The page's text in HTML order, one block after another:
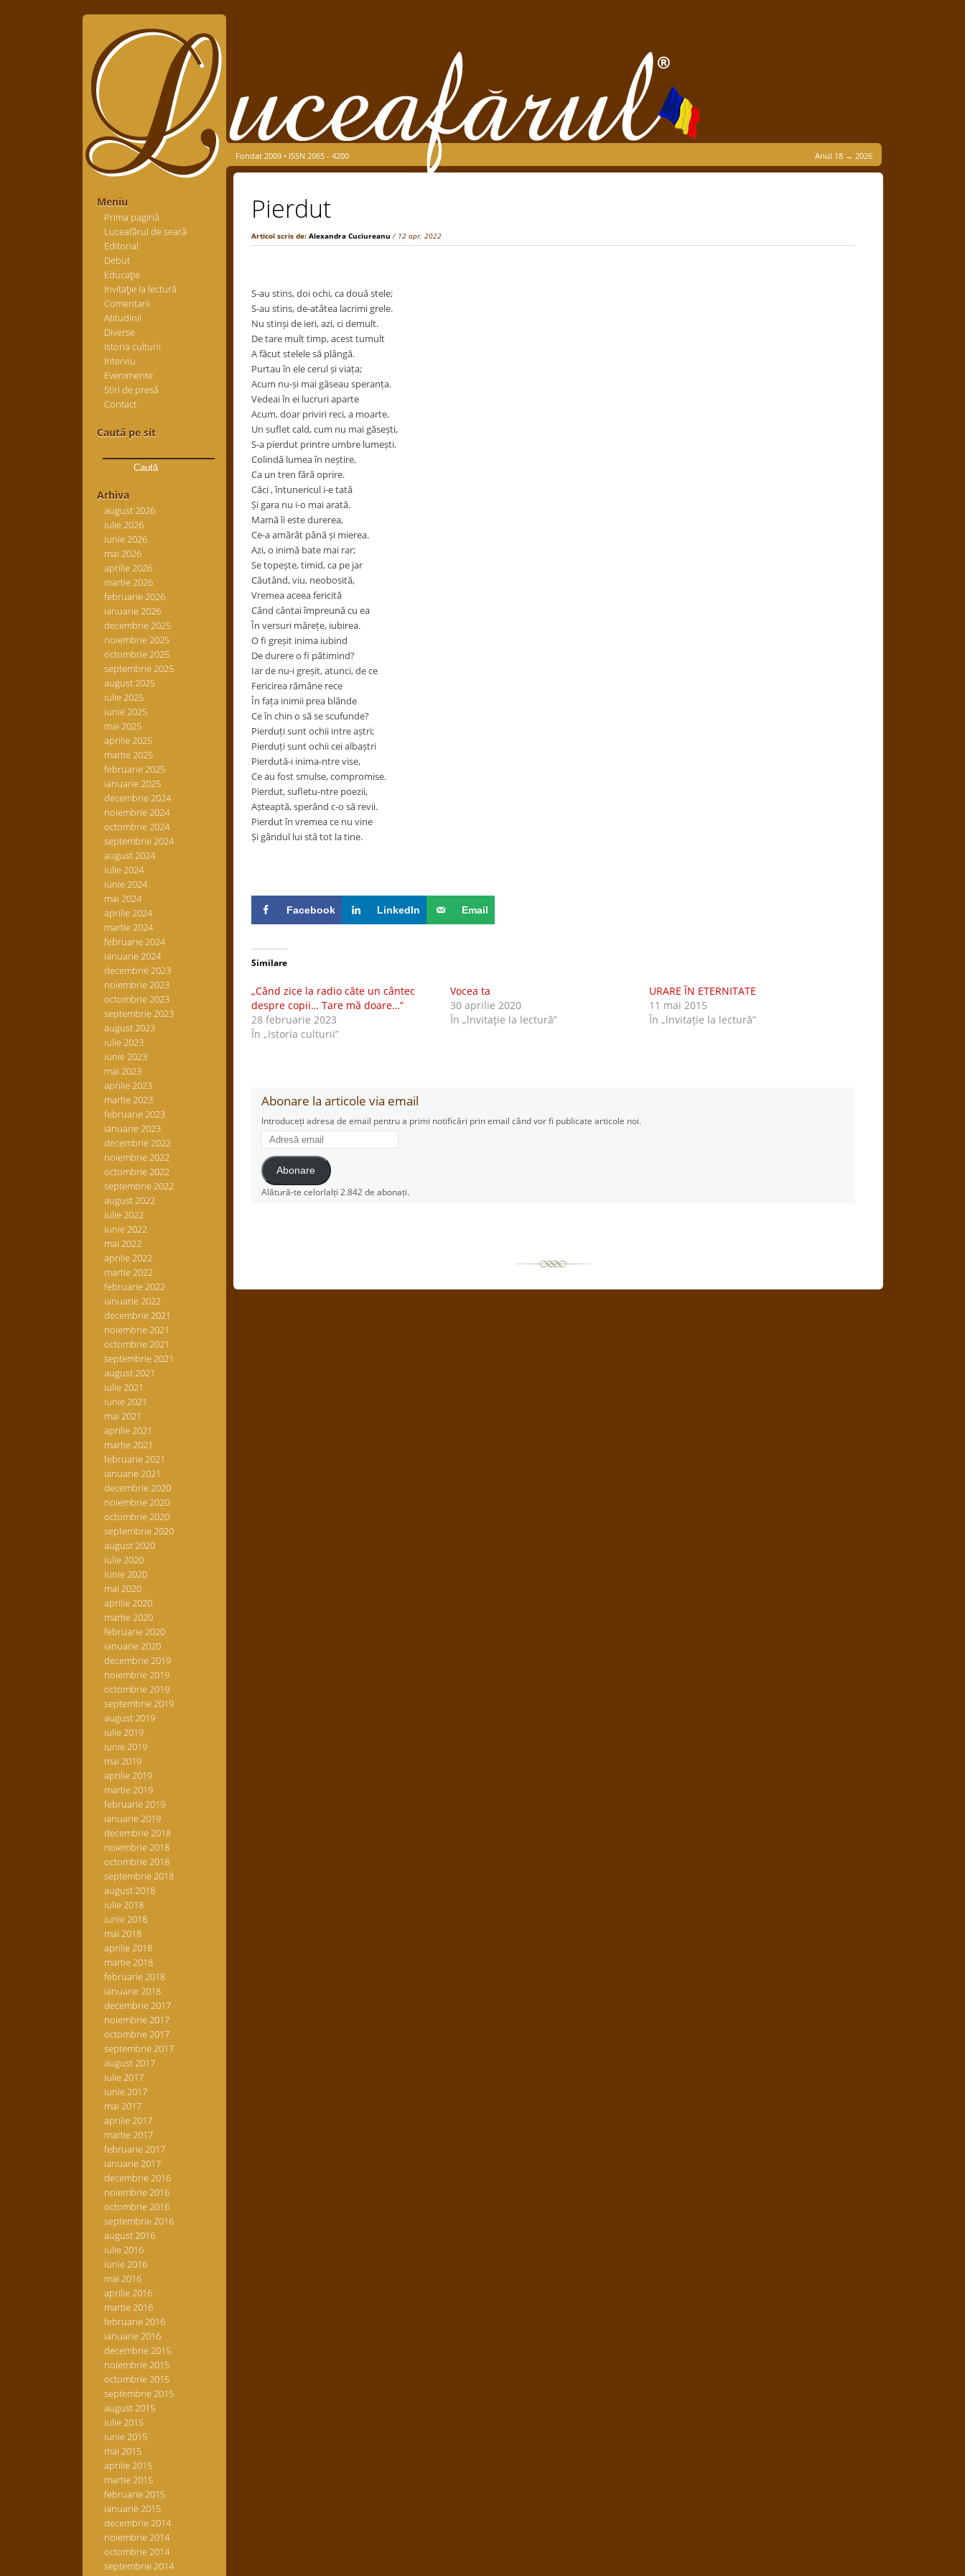
Meniu
Prima pagină
Luceafărul de seară
Editorial
Debut
Educaţie
Invitaţie la lectură
Comentarii
Atitudinii
Diverse
Istoria culturii
Interviu
Evenimente
Știri de presă
Contact
Caută pe sit
după:
Arhiva
august 2026
iulie 2026
iunie 2026
mai 2026
aprilie 2026
martie 2026
februarie 2026
ianuarie 2026
decembrie 2025
noiembrie 2025
octombrie 2025
septembrie 2025
august 2025
iulie 2025
iunie 2025
mai 2025
aprilie 2025
martie 2025
februarie 2025
ianuarie 2025
decembrie 2024
noiembrie 2024
octombrie 2024
septembrie 2024
august 2024
iulie 2024
iunie 2024
mai 2024
aprilie 2024
martie 2024
februarie 2024
ianuarie 2024
decembrie 2023
noiembrie 2023
octombrie 2023
septembrie 2023
august 2023
iulie 2023
iunie 2023
mai 2023
aprilie 2023
martie 2023
februarie 2023
ianuarie 2023
decembrie 2022
noiembrie 2022
octombrie 2022
septembrie 2022
august 2022
iulie 2022
iunie 2022
mai 2022
aprilie 2022
martie 2022
februarie 2022
ianuarie 2022
decembrie 2021
noiembrie 2021
octombrie 2021
septembrie 2021
august 2021
iulie 2021
iunie 2021
mai 2021
aprilie 2021
martie 2021
februarie 2021
ianuarie 2021
decembrie 2020
noiembrie 2020
octombrie 2020
septembrie 2020
august 2020
iulie 2020
iunie 2020
mai 2020
aprilie 2020
martie 2020
februarie 2020
ianuarie 2020
decembrie 2019
noiembrie 2019
octombrie 2019
septembrie 2019
august 2019
iulie 2019
iunie 2019
mai 2019
aprilie 2019
martie 2019
februarie 2019
ianuarie 2019
decembrie 2018
noiembrie 2018
octombrie 2018
septembrie 2018
august 2018
iulie 2018
iunie 2018
mai 2018
aprilie 2018
martie 2018
februarie 2018
ianuarie 2018
decembrie 2017
noiembrie 2017
octombrie 2017
septembrie 2017
august 2017
iulie 2017
iunie 2017
mai 2017
aprilie 2017
martie 2017
februarie 2017
ianuarie 2017
decembrie 2016
noiembrie 2016
octombrie 2016
septembrie 2016
august 2016
iulie 2016
iunie 2016
mai 2016
aprilie 2016
martie 2016
februarie 2016
ianuarie 2016
decembrie 2015
noiembrie 2015
octombrie 2015
septembrie 2015
august 2015
iulie 2015
iunie 2015
mai 2015
aprilie 2015
martie 2015
februarie 2015
ianuarie 2015
decembrie 2014
noiembrie 2014
octombrie 2014
septembrie 2014
Fondat 2009 • ISSN 2065 - 4200 Anul 18 → 2026
Pierdut
Articol scris de: Alexandra Cuciureanu / 12 apr. 2022
S-au stins, doi ochi, ca două stele;
S-au stins, de-atâtea lacrimi grele.
Nu stinși de ieri, azi, ci demult.
De tare mult timp, acest tumult
A făcut stelele să plângă.
Purtau în ele cerul și viața;
Acum nu-și mai găseau speranța.
Vedeai în ei lucruri aparte
Acum, doar priviri reci, a moarte.
Un suflet cald, cum nu mai găsești,
S-a pierdut printre umbre lumești.
Colindă lumea în neștire,
Ca un tren fără oprire.
Căci , întunericul i-e tată
Și gara nu i-o mai arată.
Mamă îi este durerea,
Ce-a amărât până și mierea.
Azi, o inimă bate mai rar;
Se topește, timid, ca pe jar
Căutând, viu, neobosită,
Vremea aceea fericită
Când cântai împreună cu ea
În versuri mărețe, iubirea.
O fi greșit inima iubind
De durere o fi pătimind?
Iar de nu-i greșit, atunci, de ce
Fericirea rămâne rece
În fața inimii prea blânde
Ce în chin o să se scufunde?
Pierduți sunt ochii intre aștri;
Pierduți sunt ochii cei albaștri
Pierdută-i inima-ntre vise,
Ce au fost smulse, compromise.
Pierdut, sufletu-ntre poezii,
Așteaptă, sperând c-o să revii.
Pierdut în vremea ce nu vine
Și gândul lui stă tot la tine.
Facebook LinkedIn Email
Similare
„Când zice la radio câte un cântec
despre copii… Tare mă doare…”
28 februarie 2023
În „Istoria culturii”
Vocea ta
30 aprilie 2020
În „lnvitaţie la lectură”
URARE ÎN ETERNITATE
11 mai 2015
În „lnvitaţie la lectură”
Abonare la articole via email
Introduceți adresa de email pentru a primi notificări prin email când vor fi publicate articole noi.
Adresă
email
Abonare
Alătură-te celorlalți 2.842 de abonați.